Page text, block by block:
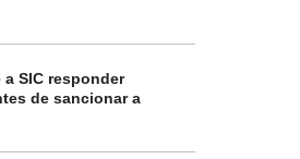
SIC responder
de sancionar a